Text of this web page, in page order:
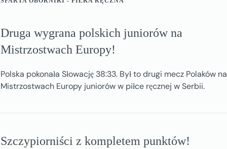
Druga wygrana polskich juniorów na
Mistrzostwach Europy!
Polska pokonała Słowację 38:33. Był to drugi mecz Polaków na
Mistrzostwach Europy juniorów w piłce ręcznej w Serbii.
Szczypiorniści z kompletem punktów!